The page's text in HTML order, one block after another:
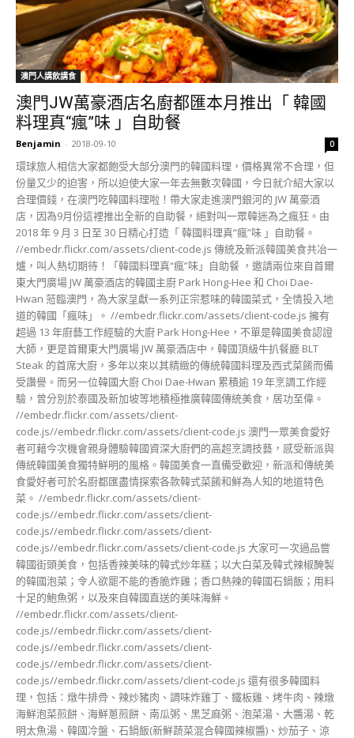
澳門人講飲講食
澳門JW萬豪酒店名廚都匯本月推出「 韓國
料理真“瘋”味 」自助餐
Benjamin - 2018-09-10 0
環球旅人相信大家都飽受大部分澳門的韓國料理，價格異常不合理，但
份量又少的迫害，所以迫使大家一年去無數次韓國，今日就介紹大家以
合理價錢，在澳門吃韓國料理啦！帶大家走進澳門銀河的 JW 萬豪酒
店，因為9月份這裡推出全新的自助餐，絕對叫一眾韓迷為之瘋狂。由
2018 年 9 月 3 日至 30 日精心打造「 韓國料理真“瘋”味 」自助餐。
//embedr.flickr.com/assets/client-code.js 傳統及新派韓國美食共冶一
爐，叫人熱切期待！「韓國料理真“瘋”味」自助餐 ，邀請兩位來自首爾
東大門廣場 JW 萬豪酒店的韓國主廚 Park Hong-Hee 和 Choi Dae-
Hwan 蒞臨澳門，為大家呈獻一系列正宗惹味的韓國菜式，全情投入地
道的韓國「瘋味」。 //embedr.flickr.com/assets/client-code.js 擁有
超過 13 年廚藝工作經驗的大廚 Park Hong-Hee，不單是韓國美食認證
大師，更是首爾東大門廣場 JW 萬豪酒店中，韓國頂級牛扒餐廳 BLT
Steak 的首席大廚，多年以來以其精緻的傳統韓國料理及西式菜餚而備
受讚譽。而另一位韓國大廚 Choi Dae-Hwan 累積逾 19 年烹調工作經
驗，曾分別於泰國及新加坡等地積極推廣韓國傳統美食，居功至偉。
//embedr.flickr.com/assets/client-
code.js//embedr.flickr.com/assets/client-code.js 澳門一眾美食愛好
者可藉今次機會親身體驗韓國資深大廚們的高超烹調技藝，感受新派與
傳統韓國美食獨特鮮明的風格。韓國美食一直備受歡迎，新派和傳統美
食愛好者可於名廚都匯盡情探索各款韓式菜餚和鮮為人知的地道特色
菜。 //embedr.flickr.com/assets/client-
code.js//embedr.flickr.com/assets/client-
code.js//embedr.flickr.com/assets/client-
code.js//embedr.flickr.com/assets/client-code.js 大家可一次過品嘗
韓國街頭美食，包括香辣美味的韓式炒年糕；以大白菜及韓式辣椒醃製
的韓國泡菜；令人欲罷不能的香脆炸雞；香口熱辣的韓國石鍋飯；用料
十足的鮑魚粥，以及來自韓國直送的美味海鮮。
//embedr.flickr.com/assets/client-
code.js//embedr.flickr.com/assets/client-
code.js//embedr.flickr.com/assets/client-
code.js//embedr.flickr.com/assets/client-
code.js//embedr.flickr.com/assets/client-code.js 還有很多韓國料
理，包括：燉牛排骨、辣炒豬肉、調味炸雞丁、鐵板雞、烤牛肉、辣燉
海鮮泡菜煎餅、海鮮蔥煎餅、南瓜粥、黑芝麻粥、泡菜湯、大醬湯、乾
明太魚湯、韓國冷盤、石鍋飯(新鮮蔬菜混合韓國辣椒醬)、炒茄子、涼